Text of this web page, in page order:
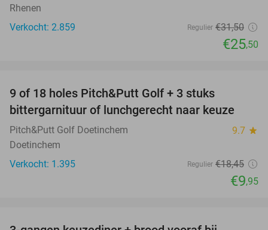
Rhenen
Verkocht: 2.859
Regulier €31,50
€25,50
9 of 18 holes Pitch&Putt Golf + 3 stuks
bittergarnituur of lunchgerecht naar keuze
Pitch&Putt Golf Doetinchem 9.7 star
Doetinchem
Verkocht: 1.395
Regulier €18,45
€9,95